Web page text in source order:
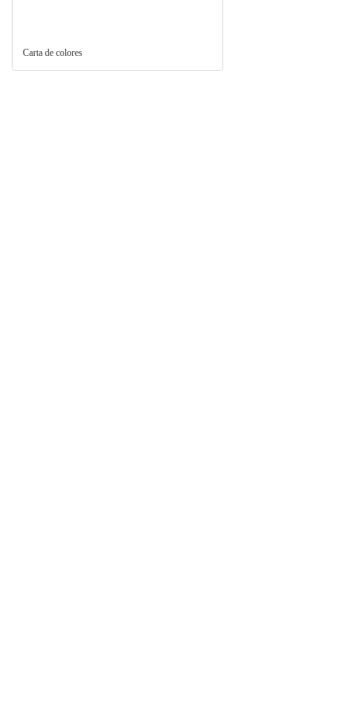
Carta de colores